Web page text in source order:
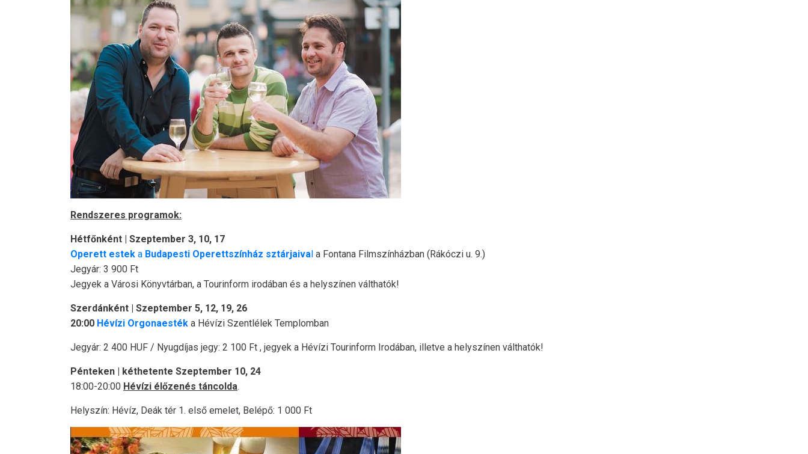
Rendszeres programok:
Hétfőnként | Szeptember 3, 10, 17
Operett estek a Budapesti Operettszínház sztárjaiva a Fontana Filmszínházban (Rákóczi u. 9.)
Jegyár: 3 900 Ft
Jegyek a Városi Könyvtárban, a Tourinform irodában és a helyszínen válthatók!
Szerdánként | Szeptember 5, 12, 19, 26
20:00 Hévízi Orgonaesték a Hévízi Szentlélek Templomban
Jegyár: 2 400 HUF / Nyugdíjas jegy: 2 100 Ft , jegyek a Hévízi Tourinform Irodában, illetve a helyszínen válthatók!
Pénteken | kéthetente Szeptember 10, 24
18:00-20:00 Hévízi élőzenés táncolda.
Helyszín: Hévíz, Deák tér 1. első emelet, Belépő: 1 000 Ft